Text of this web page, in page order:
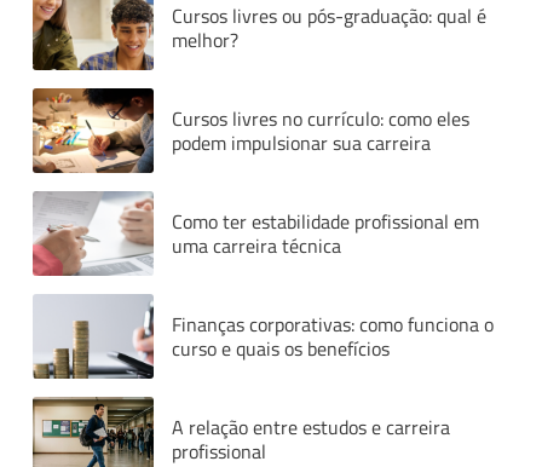
Cursos livres ou pós-graduação: qual é
melhor?
Cursos livres no currículo: como eles
podem impulsionar sua carreira
Como ter estabilidade profissional em
uma carreira técnica
Finanças corporativas: como funciona o
curso e quais os benefícios
A relação entre estudos e carreira
profissional